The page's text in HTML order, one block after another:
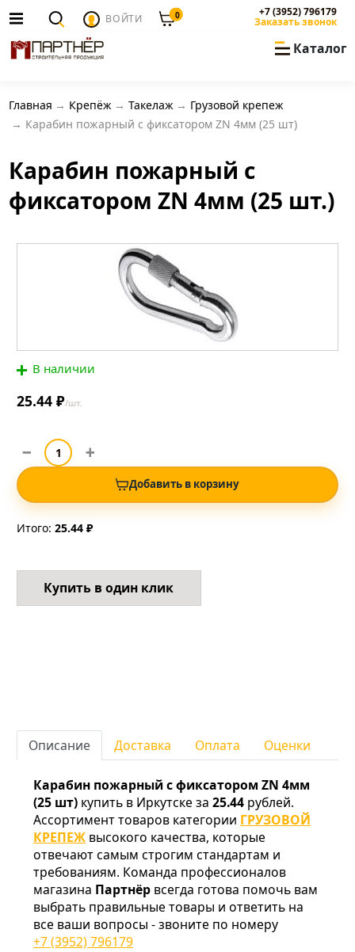
ВОЙТИ 0 +7 (3952) 796179
Заказать звонок
Каталог
Главная Крепёж Такелаж
Грузовой крепеж
Карабин пожарный с фиксатором ZN 4мм (25 шт)
Карабин пожарный с
фиксатором ZN 4мм (25 шт.)
В наличии
25.44 ₽/шт.
Добавить в корзину
Итого: 25.44 ₽
Купить в один клик
Описание Доставка Оплата Оценки
Карабин пожарный с фиксатором ZN 4мм
(25 шт) купить в Иркутске за 25.44 рублей.
Ассортимент товаров категории ГРУЗОВОЙ
КРЕПЕЖ высокого качества, которые
отвечают самым строгим стандартам и
требованиям. Команда профессионалов
магазина Партнёр всегда готова помочь вам
выбрать правильные товары и ответить на
все ваши вопросы - звоните по номеру
+7 (3952) 796179